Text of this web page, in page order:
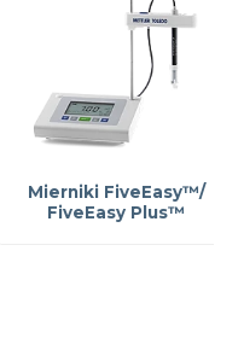
Mierniki FiveEasy™/
FiveEasy Plus™